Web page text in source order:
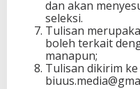
dan akan
seleksi.
Tulisan
boleh terkait
manapun;
Tulisan dikirim ke